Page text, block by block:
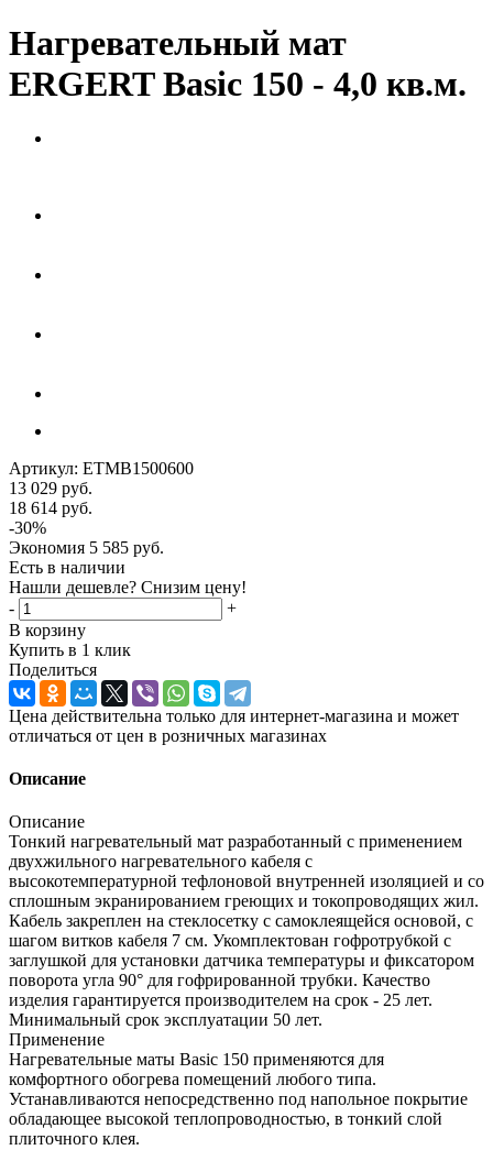
Нагревательный мат
ERGERT Basic 150 - 4,0 кв.м.
Артикул: ETMB1500600
13 029 руб.
18 614 руб.
-30%
Экономия 5 585 руб.
Есть в наличии
Нашли дешевле? Снизим цену!
-
+
В корзину
Купить в 1 клик
Поделиться
Цена действительна только для интернет-магазина и может
отличаться от цен в розничных магазинах
Описание
Описание
Тонкий нагревательный мат разработанный с применением
двухжильного нагревательного кабеля с
высокотемпературной тефлоновой внутренней изоляцией и со
сплошным экранированием греющих и токопроводящих жил.
Кабель закреплен на стеклосетку с самоклеящейся основой, с
шагом витков кабеля 7 см. Укомплектован гофротрубкой с
заглушкой для установки датчика температуры и фиксатором
поворота угла 90° для гофрированной трубки. Качество
изделия гарантируется производителем на срок - 25 лет.
Минимальный срок эксплуатации 50 лет.
Применение
Нагревательные маты Basic 150 применяются для
комфортного обогрева помещений любого типа.
Устанавливаются непосредственно под напольное покрытие
обладающее высокой теплопроводностью, в тонкий слой
плиточного клея.